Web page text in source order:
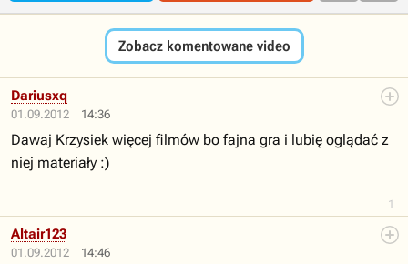
Zobacz komentowane video
01.09.2012 14:36
1
Dariusxq
Dawaj Krzysiek więcej filmów bo fajna gra i lubię oglądać z
niej materiały :)
01.09.2012 14:46
Altair123